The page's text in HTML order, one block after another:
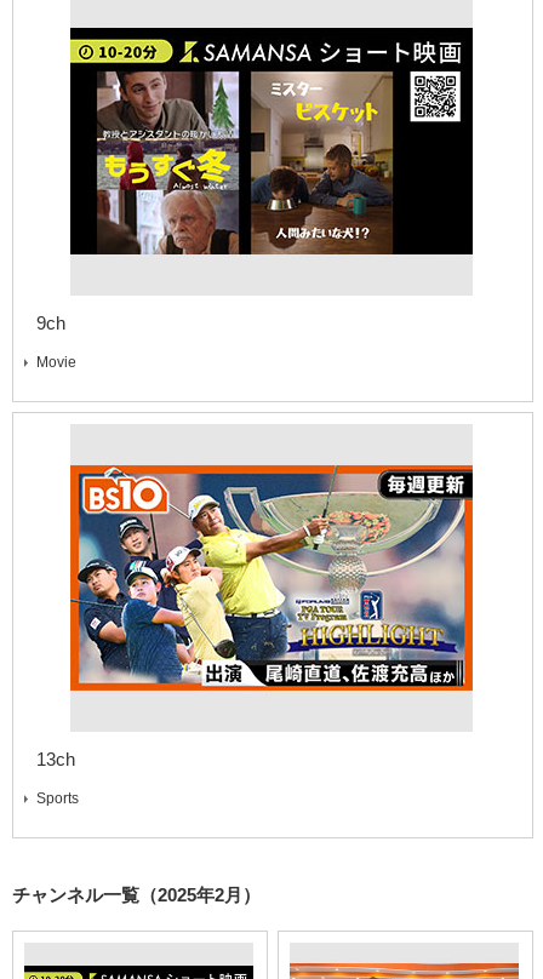
9ch
Movie
13ch
Sports
チャンネル一覧（2025年2月）